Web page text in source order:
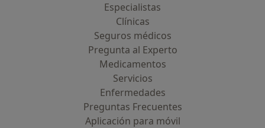
Especialistas
Clínicas
Seguros médicos
Pregunta al Experto
Medicamentos
Servicios
Enfermedades
Preguntas Frecuentes
Aplicación para móvil